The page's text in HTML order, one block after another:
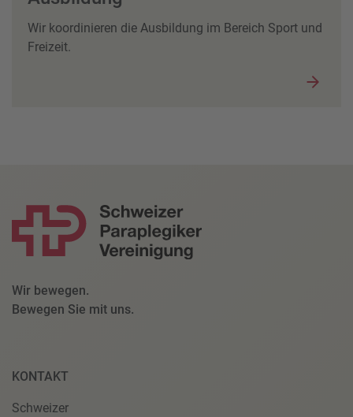
Wir koordinieren die Ausbildung im Bereich Sport und
Freizeit.
Wir bewegen.
Bewegen Sie mit uns.
KONTAKT
Schweizer